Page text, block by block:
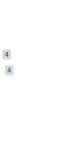
4
4